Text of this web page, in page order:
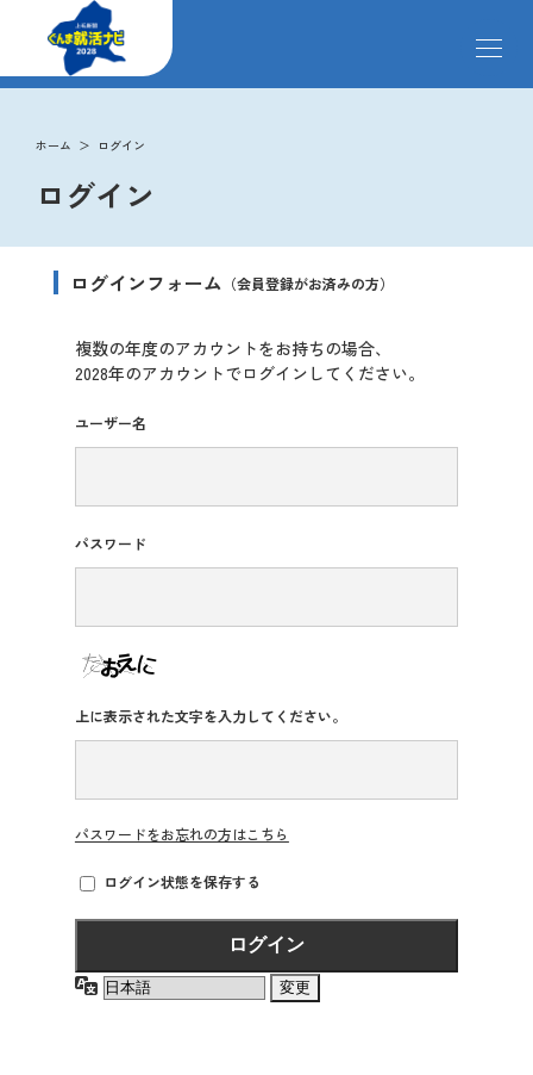
メ
掲載企業
イベント
クローズアップ企業
2027年3月卒業予定の方
ログイン
ホーム ログイン
ログイン
ログインフォーム （会員登録がお済みの方）
ロ
グ
ン
複数の年度のアカウントをお持ちの場合、
2028年のアカウントでログインしてください。
ユーザー名
パスワード
上に表示された文字を入力してください。
パスワードをお忘れの方はこちら
ログイン状態を保存する
言